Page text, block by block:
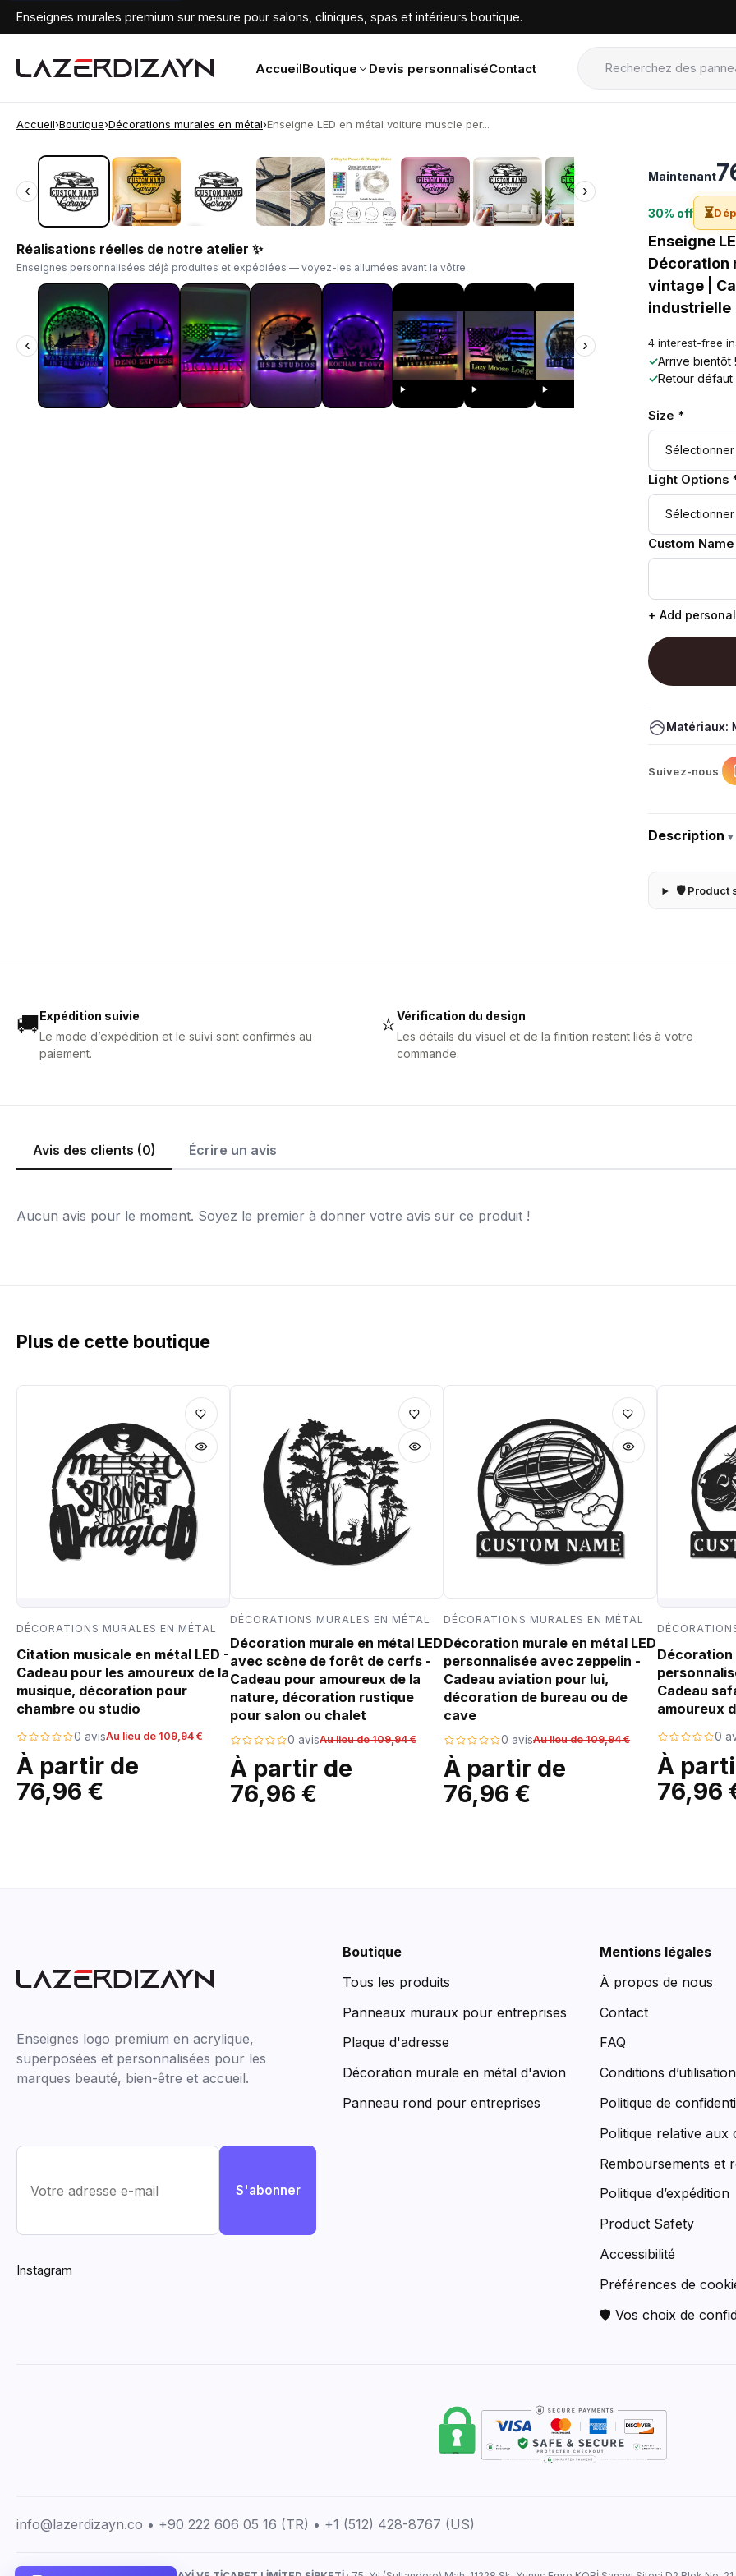
Enseignes murales premium sur mesure pour salons, cliniques, spas et intérieurs boutique.
AccueilBoutique Devis personnaliséContact
Accueil›Boutique›Décorations murales en métal›Enseigne LED en métal voiture muscle per...
‹ ›
‹ ›
Réalisations réelles de notre atelier ✨
Enseignes personnalisées déjà produites et expédiées — voyez-les allumées avant la vôtre.
‹ ›
Maintenant
30% off ⏳
Enseigne
Décoration
vintage |
industrielle
4 interest-free
✓Arrive bientôt
✓Retour
Size *
Light Options
Custom
+ Add
Matériaux:
Suivez-nous
Description▾
🛡 Product
🚚Expédition suivie
Le mode d’expédition et le suivi sont confirmés au
paiement.
⭐Vérification du design
Les détails du visuel et de la finition restent liés à votre
commande.
Avis des clients (0) Écrire un avis
Aucun avis pour le moment. Soyez le premier à donner votre avis sur ce produit !
Plus de cette boutique
DÉCORATIONS MURALES EN MÉTAL
Citation musicale en métal LED -
Cadeau pour les amoureux de la
musique, décoration pour
chambre ou studio
0 avisAu lieu de 109,94 €
À partir de
76,96 €
DÉCORATIONS MURALES EN MÉTAL
Décoration murale en métal LED
avec scène de forêt de cerfs -
Cadeau pour amoureux de la
nature, décoration rustique
pour salon ou chalet
0 avisAu lieu de 109,94 €
À partir de
76,96 €
DÉCORATIONS MURALES EN MÉTAL
Décoration murale en métal LED
personnalisée avec zeppelin -
Cadeau aviation pour lui,
décoration de bureau ou de
cave
0 avisAu lieu de 109,94 €
À partir de
76,96 €
Décoration
Cadeau
amoureux
0
À
76,96
Enseignes logo premium en acrylique,
superposées et personnalisées pour les
marques beauté, bien-être et accueil.
S'abonner
Instagram
Boutique
Tous les produits
Panneaux muraux pour entreprises
Plaque d'adresse
Décoration murale en métal d'avion
Panneau rond pour entreprises
Mentions légales
À propos de nous
Contact
FAQ
Conditions d’utilisation
Politique de
Politique relative aux
Remboursements et
Politique d’expédition
Product Safety
Accessibilité
Préférences de
🛡 Vos choix de
info@lazerdizayn.co • +90 222 606 05 16 (TR) • +1 (512) 428-8767 (US)